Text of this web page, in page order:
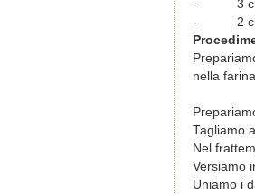
-
3
-
2
nella farina.
Tagliamo
Nel
Versiamo
Uniamo i